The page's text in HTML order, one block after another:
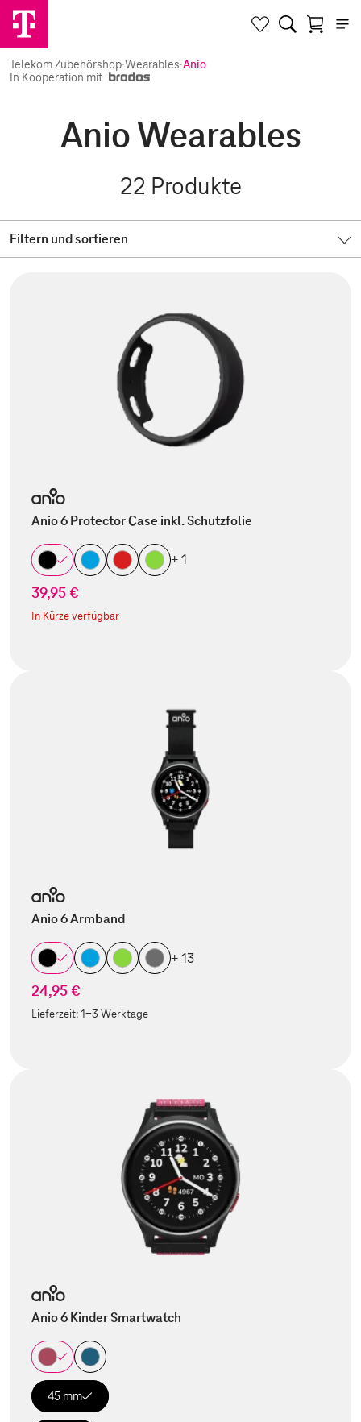
Telekom Zubehörshop·Wearables·Anio
In Kooperation mit
Anio Wearables
22 Produkte
Filtern und sortieren
Anio 6 Protector Case inkl. Schutzfolie
+ 1
39,95 €
In Kürze verfügbar
Anio 6 Armband
+ 13
24,95 €
Lieferzeit:1-3 Werktage
Anio 6 Kinder Smartwatch
45 mm